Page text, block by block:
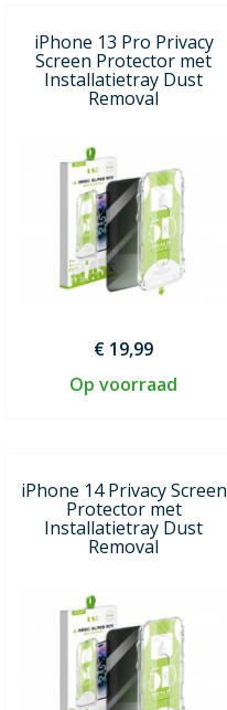
iPhone 13 Pro Privacy
Screen Protector met
Installatietray Dust
Removal
€ 19,99
Op voorraad
iPhone 14 Privacy Screen
Protector met
Installatietray Dust
Removal